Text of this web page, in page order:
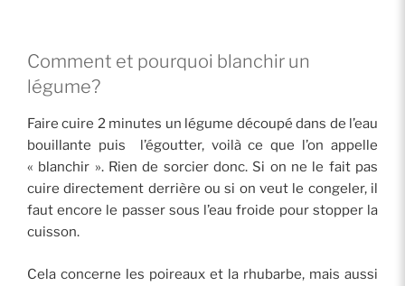
Comment et pourquoi blanchir un
légume?
Faire cuire 2 minutes un légume découpé dans de l’eau
bouillante puis l’égoutter, voilà ce que l’on appelle
« blanchir ». Rien de sorcier donc. Si on ne le fait pas
cuire directement derrière ou si on veut le congeler, il
faut encore le passer sous l’eau froide pour stopper la
cuisson.
Cela concerne les poireaux et la rhubarbe, mais aussi